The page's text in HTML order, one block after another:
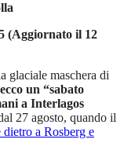
(Aggiornato il 12
glaciale maschera di
un “sabato
a Interlagos
27 agosto, quando il
a Rosberg e